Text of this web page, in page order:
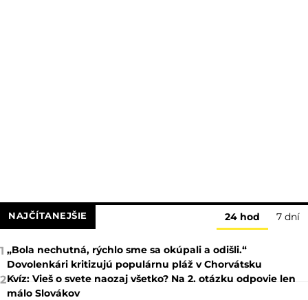
NAJČÍTANEJŠIE 24 hod 7 dní
1 „Bola nechutná, rýchlo sme sa okúpali a odišli.“
Dovolenkári kritizujú populárnu pláž v Chorvátsku
2Kvíz: Vieš o svete naozaj všetko? Na 2. otázku odpovie len
málo Slovákov